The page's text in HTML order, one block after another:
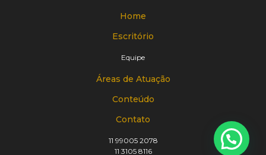
Home
Escritório
Equipe
Áreas de Atuação
Conteúdo
Contato
11 99005 2078
11 3105 8116